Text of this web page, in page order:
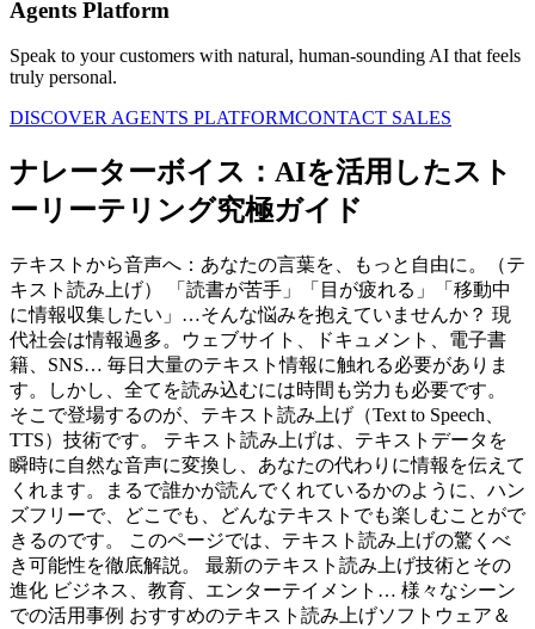
Agents Platform
Speak to your customers with natural, human-sounding AI that feels
truly personal.
DISCOVER AGENTS PLATFORMCONTACT SALES
ナレーターボイス：AIを活用したスト
ーリーテリング究極ガイド
テキストから音声へ：あなたの言葉を、もっと自由に。（テ
キスト読み上げ） 「読書が苦手」「目が疲れる」「移動中
に情報収集したい」…そんな悩みを抱えていませんか？ 現
代社会は情報過多。ウェブサイト、ドキュメント、電子書
籍、SNS… 毎日大量のテキスト情報に触れる必要がありま
す。しかし、全てを読み込むには時間も労力も必要です。
そこで登場するのが、テキスト読み上げ（Text to Speech、
TTS）技術です。 テキスト読み上げは、テキストデータを
瞬時に自然な音声に変換し、あなたの代わりに情報を伝えて
くれます。まるで誰かが読んでくれているかのように、ハン
ズフリーで、どこでも、どんなテキストでも楽しむことがで
きるのです。 このページでは、テキスト読み上げの驚くべ
き可能性を徹底解説。 最新のテキスト読み上げ技術とその
進化 ビジネス、教育、エンターテイメント… 様々なシーン
での活用事例 おすすめのテキスト読み上げソフトウェア＆